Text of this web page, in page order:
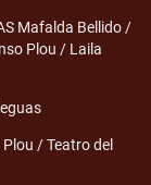
Mafalda Bellido /
Plou / Laila
/ Teatro del